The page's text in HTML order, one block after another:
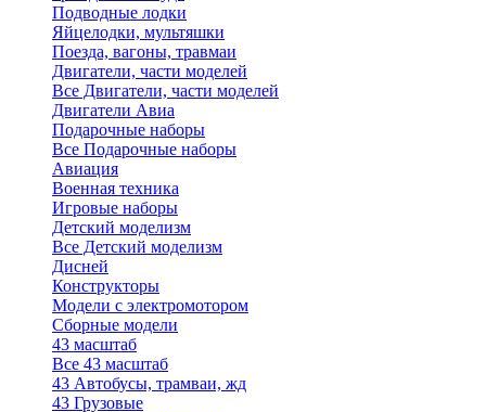
Подводные лодки
Яйцелодки, мультяшки
Поезда, вагоны, травмаи
Двигатели, части моделей
Все Двигатели, части моделей
Двигатели Авиа
Подарочные наборы
Все Подарочные наборы
Авиация
Военная техника
Игровые наборы
Детский моделизм
Все Детский моделизм
Дисней
Конструкторы
Модели с электромотором
Сборные модели
43 масштаб
Все 43 масштаб
43 Автобусы, трамваи, жд
43 Грузовые